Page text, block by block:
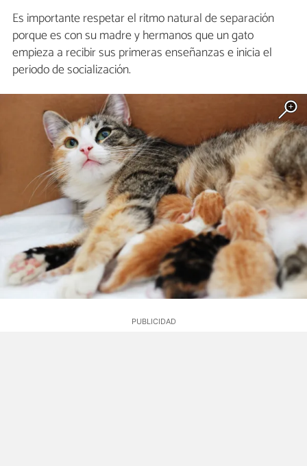
Es importante respetar el ritmo natural de separación
porque es con su madre y hermanos que un gato
empieza a recibir sus primeras enseñanzas e inicia el
periodo de socialización.